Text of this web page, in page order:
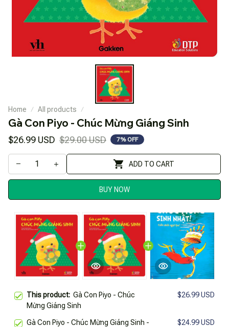
Home All products
Gà Con Piyo - Chúc Mừng Giáng Sinh
$26.99 USD $29.00 USD 7% OFF
ADD TO CART
BUY NOW
This product: Gà Con Piyo - Chúc
Mừng Giáng Sinh
$26.99 USD
Gà Con Piyo - Chúc Mừng Giáng Sinh -
$24.99 USD